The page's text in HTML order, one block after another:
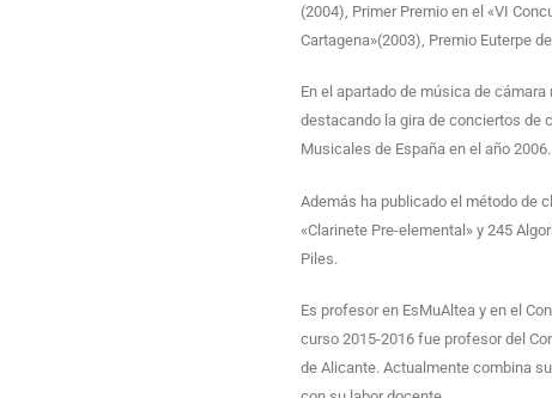
(2004), Primer Premio en el «VI
Cartagena»(2003), Premio Euterpe
En el apartado de música de
destacando la gira de conciertos de
Musicales de España en el año 2006.
Además ha publicado el método de
«Clarinete Pre-elemental» y 245
Piles.
Es profesor en EsMuAltea y en el
curso 2015-2016 fue profesor del
de Alicante. Actualmente combina